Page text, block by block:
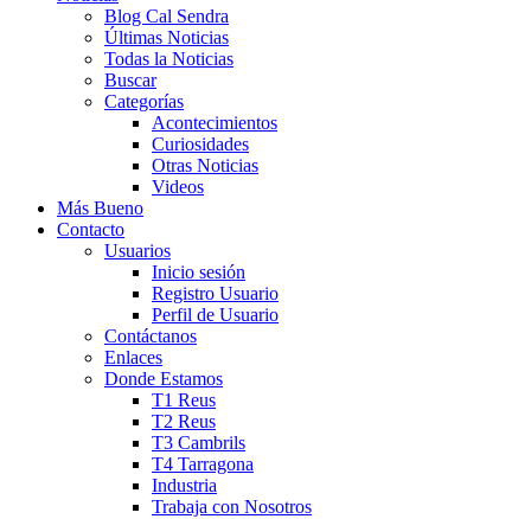
Blog Cal Sendra
Últimas Noticias
Todas la Noticias
Buscar
Categorías
Acontecimientos
Curiosidades
Otras Noticias
Videos
Más Bueno
Contacto
Usuarios
Inicio sesión
Registro Usuario
Perfil de Usuario
Contáctanos
Enlaces
Donde Estamos
T1 Reus
T2 Reus
T3 Cambrils
T4 Tarragona
Industria
Trabaja con Nosotros